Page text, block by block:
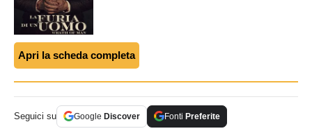
Apri la scheda completa
Seguici su Google Discover Fonti Preferite